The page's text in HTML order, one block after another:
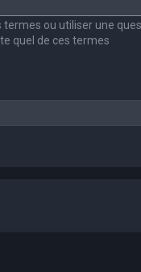
termes ou utiliser une
quel de ces termes